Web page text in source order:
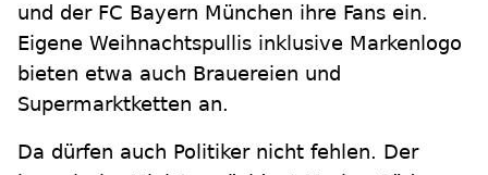
und der FC Bayern München ihre Fans ein.
Eigene Weihnachtspullis inklusive Markenlogo
bieten etwa auch Brauereien und
Supermarktketten an.
Da dürfen auch Politiker nicht fehlen. Der